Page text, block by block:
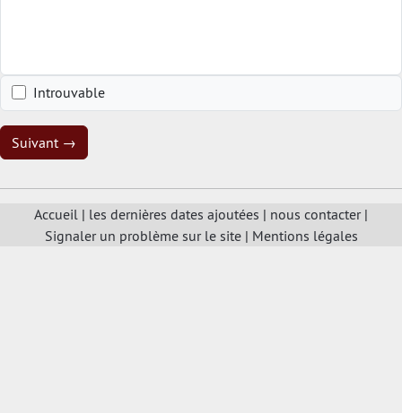
Introuvable
Suivant →
Accueil | les dernières dates ajoutées | nous contacter|
Signaler un problème sur le site| Mentions légales